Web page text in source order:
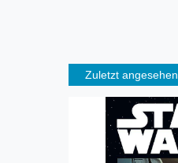
Zuletzt angesehen